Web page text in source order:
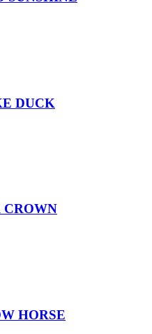
DUCK
CROWN
HORSE